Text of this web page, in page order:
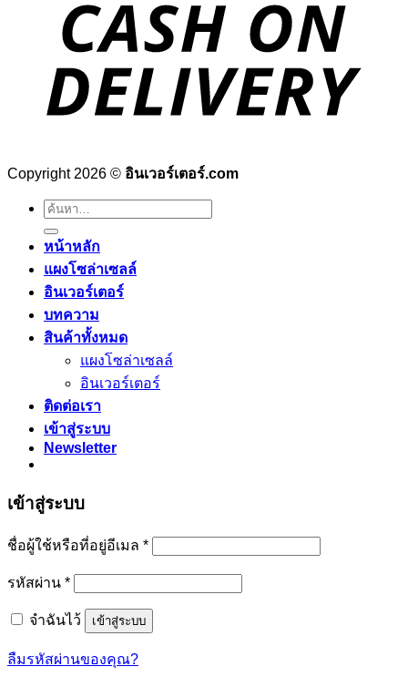
Copyright 2026 © อินเวอร์เตอร์.com
ค้นหา:
หน้าหลัก
แผงโซล่าเซลล์
อินเวอร์เตอร์
บทความ
สินค้าทั้งหมด
แผงโซล่าเซลล์
อินเวอร์เตอร์
ติดต่อเรา
เข้าสู่ระบบ
Newsletter
เข้าสู่ระบบ
ชื่อผู้ใช้หรือที่อยู่อีเมล *ต้องการ
รหัสผ่าน *ต้องการ
จำฉันไว้ เข้าสู่ระบบ
ลืมรหัสผ่านของคุณ?